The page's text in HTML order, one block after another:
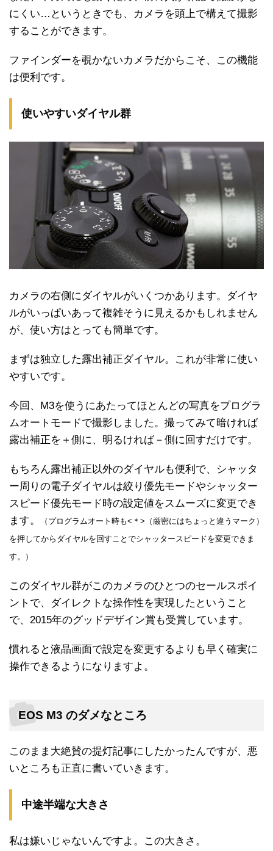
にくい…というときでも、カメラを頭上で構えて撮影
することができます。
ファインダーを覗かないカメラだからこそ、この機能
は便利です。
使いやすいダイヤル群
カメラの右側にダイヤルがいくつかあります。ダイヤ
ルがいっぱいあって複雑そうに見えるかもしれません
が、使い方はとっても簡単です。
まずは独立した露出補正ダイヤル。これが非常に使い
やすいです。
今回、M3を使うにあたってほとんどの写真をプログラ
ムオートモードで撮影しました。撮ってみて暗ければ
露出補正を＋側に、明るければ－側に回すだけです。
もちろん露出補正以外のダイヤルも便利で、シャッタ
ー周りの電子ダイヤルは絞り優先モードやシャッター
スピード優先モード時の設定値をスムーズに変更でき
ます。
（プログラムオート時も<＊>（厳密にはちょっと違うマーク）
を押してからダイヤルを回すことでシャッタースピードを変更できま
す。）
このダイヤル群がこのカメラのひとつのセールスポイ
ントで、ダイレクトな操作性を実現したということ
で、2015年のグッドデザイン賞も受賞しています。
慣れると液晶画面で設定を変更するよりも早く確実に
操作できるようになりますよ。
EOS M3 のダメなところ
このまま大絶賛の提灯記事にしたかったんですが、悪
いところも正直に書いていきます。
中途半端な大きさ
私は嫌いじゃないんですよ。この大きさ。